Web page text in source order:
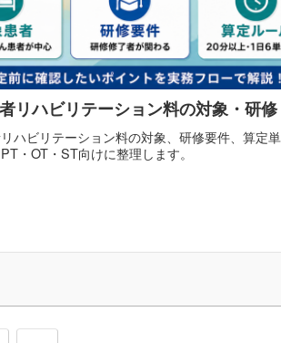
リハビリテーション料の対象・研
ハビリテーション料の対象、研修要件、算定
・OT・ST向けに整理します。